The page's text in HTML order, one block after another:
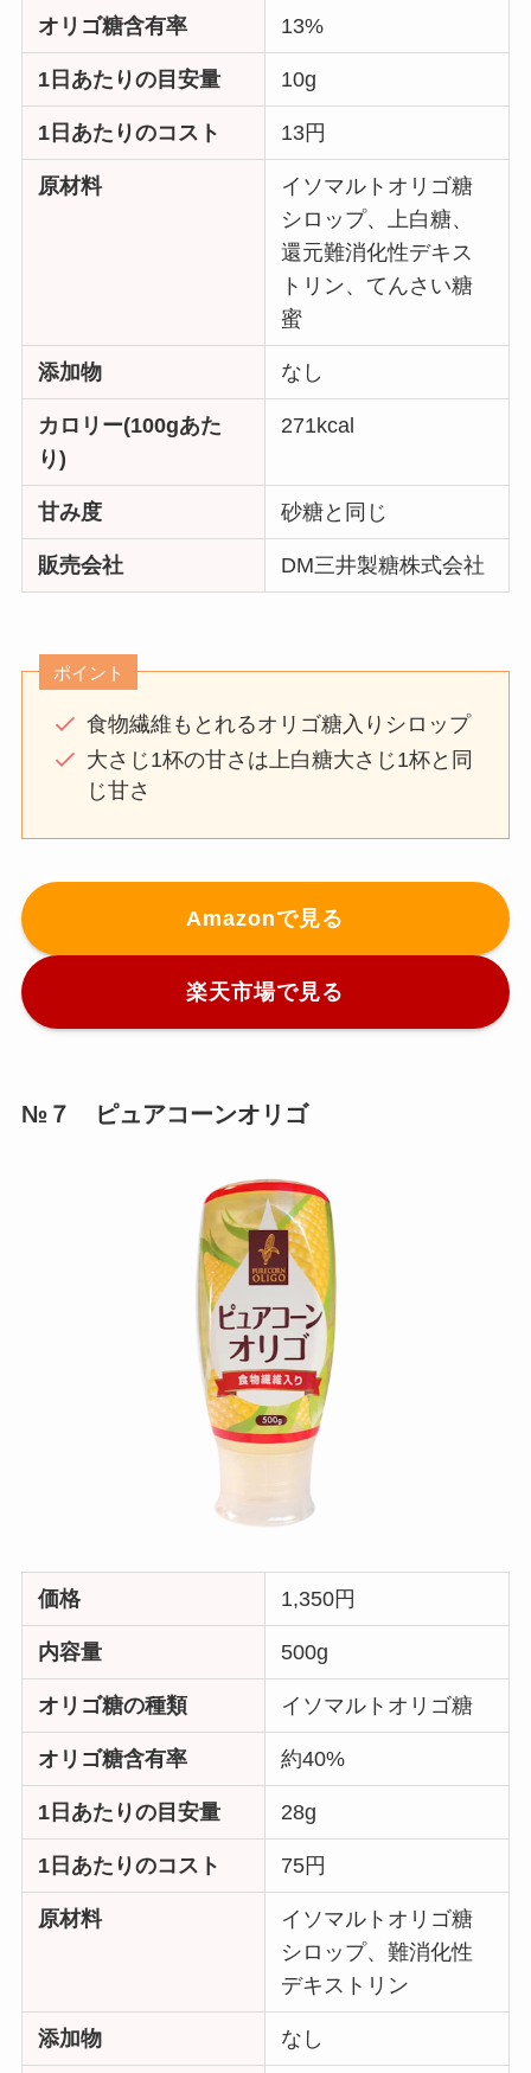
オリゴ糖含有率 13%
1日あたりの目安量 10g
1日あたりのコスト 13円
原材料
イソマルトオリゴ糖
シロップ、上白糖、
還元難消化性デキス
トリン、てんさい糖
蜜
添加物 なし
カロリー(100gあた
り)
271kcal
甘み度 砂糖と同じ
販売会社 DM三井製糖株式会社
ポイント
食物繊維もとれるオリゴ糖入りシロップ
大さじ1杯の甘さは上白糖大さじ1杯と同
じ甘さ
Amazonで見る
楽天市場で見る
№７ ピュアコーンオリゴ
価格 1,350円
内容量 500g
オリゴ糖の種類 イソマルトオリゴ糖
オリゴ糖含有率 約40%
1日あたりの目安量 28g
1日あたりのコスト 75円
原材料
イソマルトオリゴ糖
シロップ、難消化性
デキストリン
添加物 なし